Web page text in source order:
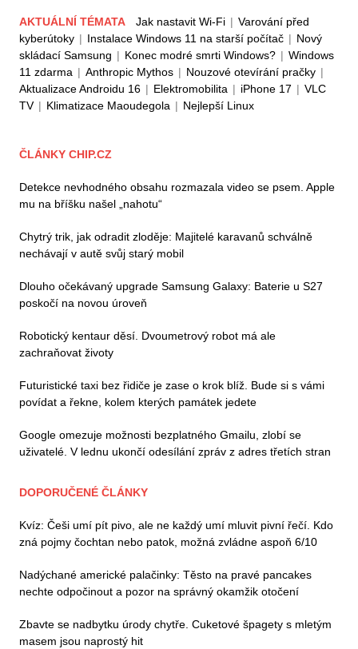
AKTUÁLNÍ TÉMATA Jak nastavit Wi-Fi | Varování před
kyberútoky | Instalace Windows 11 na starší počítač | Nový
skládací Samsung | Konec modré smrti Windows? | Windows
11 zdarma | Anthropic Mythos | Nouzové otevírání pračky |
Aktualizace Androidu 16 | Elektromobilita | iPhone 17 | VLC
TV | Klimatizace Maoudegola | Nejlepší Linux
ČLÁNKY CHIP.CZ
Detekce nevhodného obsahu rozmazala video se psem. Apple
mu na bříšku našel „nahotu“
Chytrý trik, jak odradit zloděje: Majitelé karavanů schválně
nechávají v autě svůj starý mobil
Dlouho očekávaný upgrade Samsung Galaxy: Baterie u S27
poskočí na novou úroveň
Robotický kentaur děsí. Dvoumetrový robot má ale
zachraňovat životy
Futuristické taxi bez řidiče je zase o krok blíž. Bude si s vámi
povídat a řekne, kolem kterých památek jedete
Google omezuje možnosti bezplatného Gmailu, zlobí se
uživatelé. V lednu ukončí odesílání zpráv z adres třetích stran
DOPORUČENÉ ČLÁNKY
Kvíz: Češi umí pít pivo, ale ne každý umí mluvit pivní řečí. Kdo
zná pojmy čochtan nebo patok, možná zvládne aspoň 6/10
Nadýchané americké palačinky: Těsto na pravé pancakes
nechte odpočinout a pozor na správný okamžik otočení
Zbavte se nadbytku úrody chytře. Cuketové špagety s mletým
masem jsou naprostý hit